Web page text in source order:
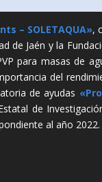
– SOLETAQUA»,
de Jaén y la
para masas de
del
de ayudas
de
al año 2022.